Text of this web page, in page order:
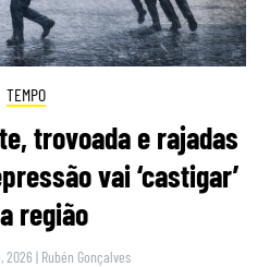
TEMPO
trovoada e rajadas
vai ‘castigar’
região
2026 | Rubén Gonçalves